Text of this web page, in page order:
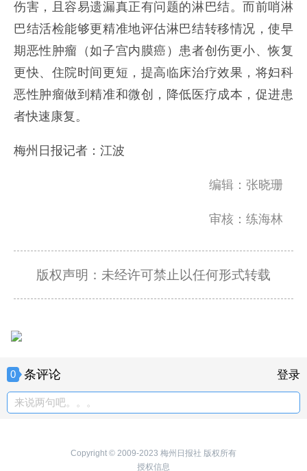
伤害，且容易遗漏真正有问题的淋巴结。而前哨淋
巴结活检能够更精准地评估淋巴结转移情况，使早
期恶性肿瘤（如子宫内膜癌）患者创伤更小、恢复
更快、住院时间更短，提高临床治疗效果，将妇科
恶性肿瘤做到精准和微创，降低医疗成本，促进患
者快速康复。
梅州日报记者：江波
编辑：张晓珊
审核：练海林
版权声明：未经许可禁止以任何形式转载
0 条评论 登录
来说两句吧。。。
Copyright © 2009-2023 梅州日报社 版权所有
授权信息